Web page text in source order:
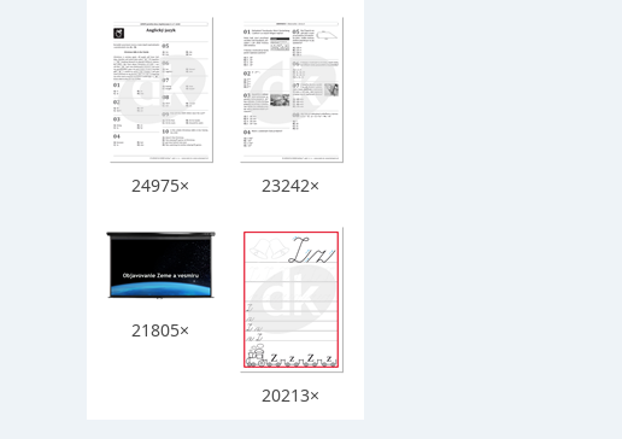
24975× 23242×
21805×
20213×